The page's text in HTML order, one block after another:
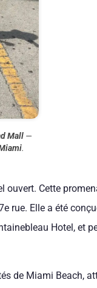
Mall—
.
ouvert. Cette
rue. Elle a été
Hotel, et
de Miami Beach,